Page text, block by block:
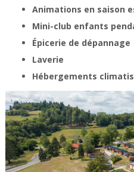
Animations en saison
Mini-club enfants
Épicerie de dépannage
Laverie
Hébergements